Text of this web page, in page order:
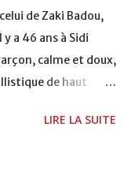
de Zaki Badou,
a 46 ans à Sidi
calme et doux,
de haut
aura sa première
LIRE LA SUITE